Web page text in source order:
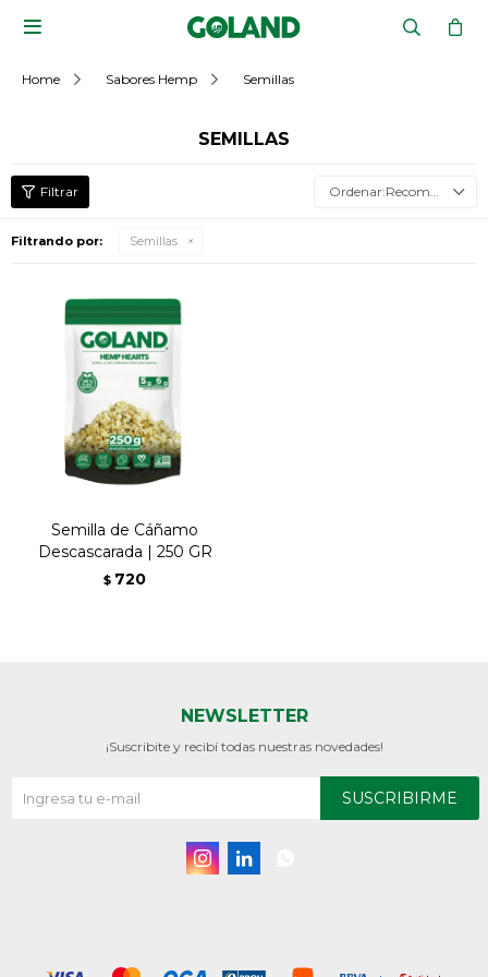

Home Sabores Hemp Semillas
SEMILLAS
Recomendados
Filtrando por: Semillas
Semilla de Cáñamo
Descascarada | 250 GR
$ 720
NEWSLETTER
¡Suscribite y recibí todas nuestras novedades!
SUSCRIBIRME
 